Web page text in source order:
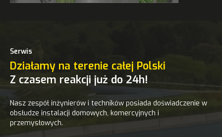
Serwis
Działamy na terenie całej Polski
Z czasem reakcji już do 24h!
Nasz zespół inżynierów i techników posiada doświadczenie w
obsłudze instalacji domowych, komercyjnych i
przemysłowych.